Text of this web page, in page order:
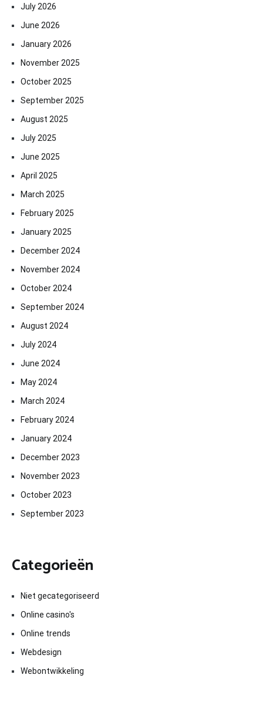
July 2026
June 2026
January 2026
November 2025
October 2025
September 2025
August 2025
July 2025
June 2025
April 2025
March 2025
February 2025
January 2025
December 2024
November 2024
October 2024
September 2024
August 2024
July 2024
June 2024
May 2024
March 2024
February 2024
January 2024
December 2023
November 2023
October 2023
September 2023
Categorieën
Niet gecategoriseerd
Online casino's
Online trends
Webdesign
Webontwikkeling